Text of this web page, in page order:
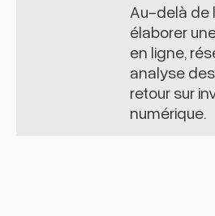
Au-delà de
élaborer
en ligne,
analyse
retour sur
numérique.